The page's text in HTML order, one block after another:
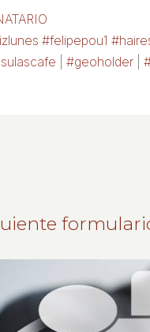
#felipepou1
|#geoholder |